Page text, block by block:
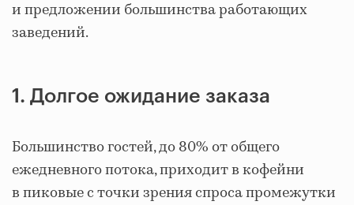
и предложении большинства работающих
заведений.
1. Долгое ожидание заказа
Большинство гостей, до 80% от общего
ежедневного потока, приходит в кофейни
в пиковые с точки зрения спроса промежутки